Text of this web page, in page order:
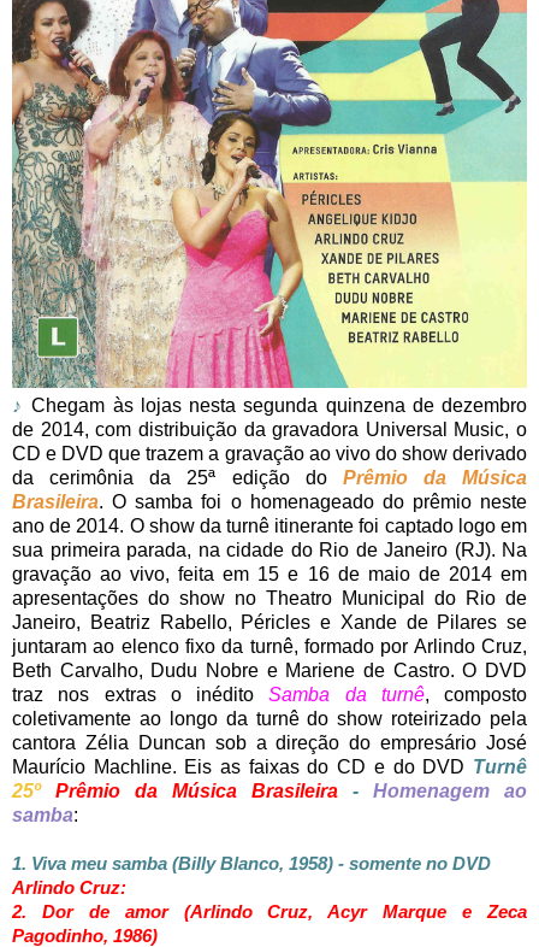
♪ Chegam às lojas nesta segunda quinzena de dezembro
de 2014, com distribuição da gravadora Universal Music, o
CD e DVD que trazem a gravação ao vivo do show derivado
da cerimônia da 25ª edição do Prêmio da Música
Brasileira. O samba foi o homenageado do prêmio neste
ano de 2014. O show da turnê itinerante foi captado logo em
sua primeira parada, na cidade do Rio de Janeiro (RJ). Na
gravação ao vivo, feita em 15 e 16 de maio de 2014 em
apresentações do show no Theatro Municipal do Rio de
Janeiro, Beatriz Rabello, Péricles e Xande de Pilares se
juntaram ao elenco fixo da turnê, formado por Arlindo Cruz,
Beth Carvalho, Dudu Nobre e Mariene de Castro. O DVD
traz nos extras o inéditoSamba da turnê, composto
coletivamente ao longo da turnê do show roteirizado pela
cantora Zélia Duncan sob a direção do empresário José
Maurício Machline. Eis as faixas do CD e do DVD Turnê
25ºPrêmio da Música Brasileira -
Homenagem ao
samba:
1. Viva meu samba (Billy Blanco, 1958) - somente no DVD
Arlindo Cruz:
2. Dor de amor (Arlindo Cruz, Acyr Marque e Zeca
Pagodinho, 1986)